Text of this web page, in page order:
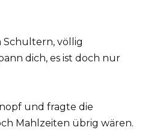
völlig
dich, es ist doch nur
und fragte die
Mahlzeiten übrig wären.